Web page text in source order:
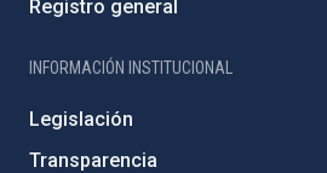
Registro general
INFORMACIÓN INSTITUCIONAL
Legislación
Transparencia